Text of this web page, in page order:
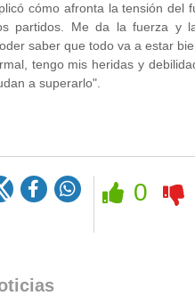
cómo afronta la tensión del
partidos. Me da la fuerza y
saber que todo va a estar
tengo mis heridas y
a superarlo".
0